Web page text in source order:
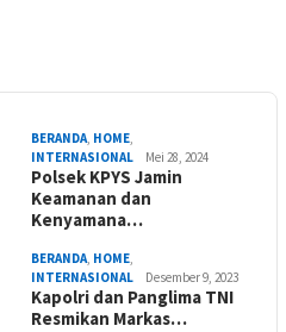
BERANDA, HOME,
INTERNASIONAL
Mei 28, 2024
Polsek KPYS Jamin
Keamanan dan
Kenyamana…
BERANDA, HOME,
INTERNASIONAL
Desember 9, 2023
Kapolri dan Panglima TNI
Resmikan Markas…